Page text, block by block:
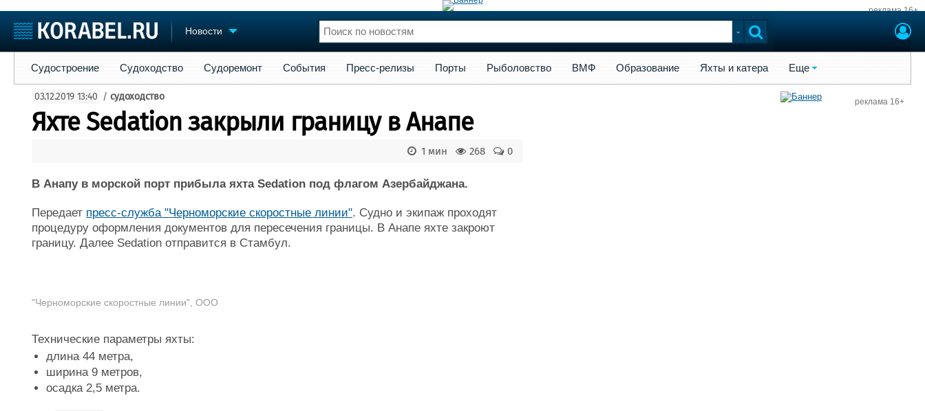
реклама 16+
Новости
Судостроение
Пульс
Новости
Крюинг
Реклама
Торговая площадка
Доска объявлений
Продажа флота
Услуги
Конференции
Личности
Словарь
Флот
Форум
Все службы
Судостроение Судоходство Судоремонт События Пресс-релизы Порты Рыболовство ВМФ Образование Яхты и катера Еще
03.12.2019 13:40 / судоходство
Яхте Sedation закрыли границу в Анапе
0
268
1 мин
В Анапу в морской порт прибыла яхта Sedation под флагом Азербайджана.
Передает пресс-служба "Черноморские скоростные линии". Судно и экипаж проходят
процедуру оформления документов для пересечения границы. В Анапе яхте закроют
границу. Далее Sedation отправится в Стамбул.
"Черноморские скоростные линии", ООО
Технические параметры яхты:
длина 44 метра,
ширина 9 метров,
осадка 2,5 метра.
реклама 16+